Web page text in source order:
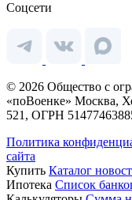
Соцсети
© 2026 Общество с
«поВоенке» Москва,
521, ОГРН
Политика
сайта
Купить Каталог
Ипотека Список